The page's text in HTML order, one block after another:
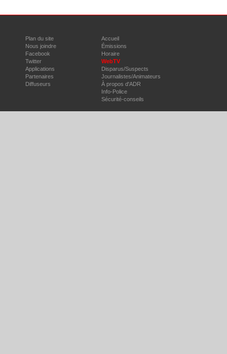
Plan du site
Nous joindre
Facebook
Twitter
Applications
Partenaires
Diffuseurs
Accueil
Émissions
Horaire
WebTV
Disparus/Suspects
Journalistes/Animateurs
À propos d'ADR
Info-Police
Sécurité-conseils